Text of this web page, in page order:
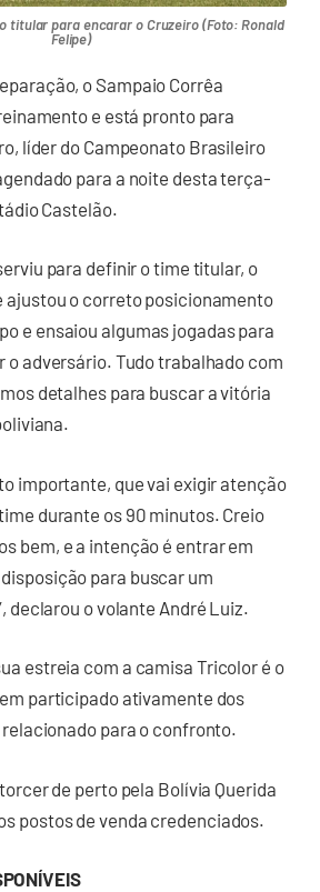
titular para encarar o Cruzeiro (Foto: Ronald
Felipe)
o Sampaio Corrêa
e está pronto para
líder do Campeonato Brasileiro
para a noite desta terça-
Castelão.
para definir o time titular, o
ajustou o correto posicionamento
e ensaiou algumas jogadas para
adversário. Tudo trabalhado com
detalhes para buscar a vitória
importante, que vai exigir atenção
durante os 90 minutos. Creio
bem, e a intenção é entrar em
para buscar um
declarou o volante André Luiz.
estreia com a camisa Tricolor é o
participado ativamente dos
para o confronto.
de perto pela Bolívia Querida
postos de venda credenciados.